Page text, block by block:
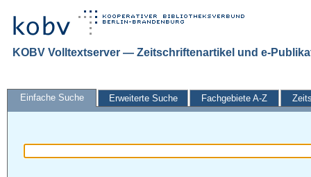
KOBV Volltextserver — Zeitschriftenartikel und e-
Einfache Suche Erweiterte Suche Fachgebiete A-Z